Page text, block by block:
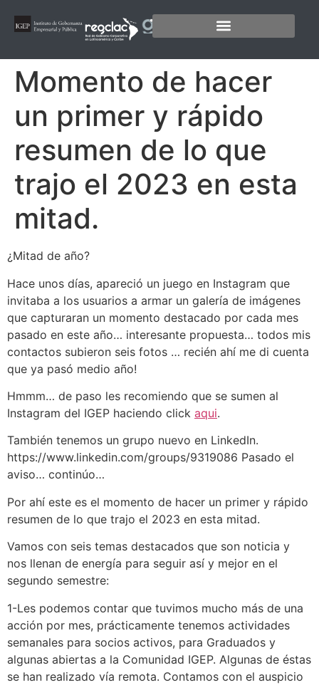
Momento de hacer
un primer y rápido
resumen de lo que
trajo el 2023 en esta
mitad.
¿Mitad de año?
Hace unos días, apareció un juego en Instagram que
invitaba a los usuarios a armar un galería de imágenes
que capturaran un momento destacado por cada mes
pasado en este año… interesante propuesta… todos mis
contactos subieron seis fotos … recién ahí me di cuenta
que ya pasó medio año!
Hmmm… de paso les recomiendo que se sumen al
Instagram del IGEP haciendo click aqui.
También tenemos un grupo nuevo en LinkedIn.
https://www.linkedin.com/groups/9319086 Pasado el
aviso… continúo…
Por ahí este es el momento de hacer un primer y rápido
resumen de lo que trajo el 2023 en esta mitad.
Vamos con seis temas destacados que son noticia y
nos llenan de energía para seguir así y mejor en el
segundo semestre:
1-Les podemos contar que tuvimos mucho más de una
acción por mes, prácticamente tenemos actividades
semanales para socios activos, para Graduados y
algunas abiertas a la Comunidad IGEP. Algunas de éstas
se han realizado vía remota. Contamos con el auspicio